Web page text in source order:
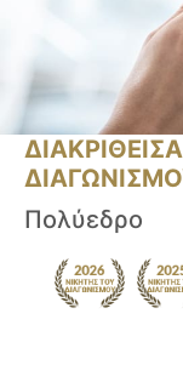
ΔΙΑΓΩΝΙΣΜΟΥ
Πολύεδρο